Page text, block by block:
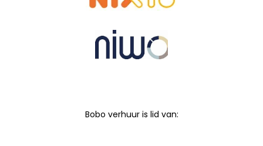
Bobo verhuur is lid van: